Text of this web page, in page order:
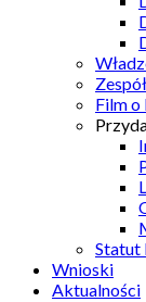
Film o
Statut
Wnioski
Aktualności